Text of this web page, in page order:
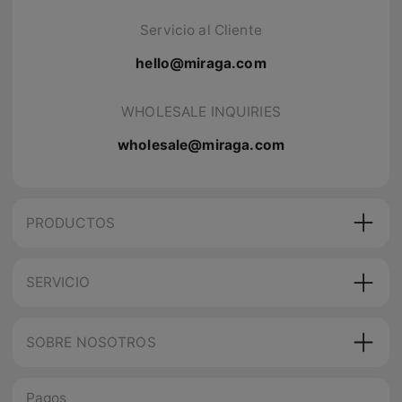
Servicio al Cliente
hello@miraga.com
WHOLESALE INQUIRIES
wholesale@miraga.com
PRODUCTOS
SERVICIO
SOBRE NOSOTROS
Pagos